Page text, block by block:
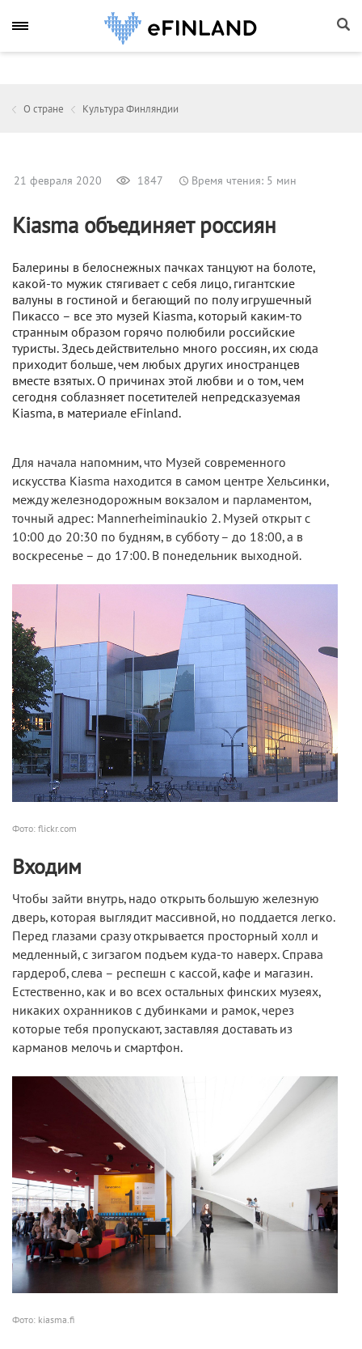
О стране Культура Финляндии
21 февраля 2020 1847 Время чтения: 5 мин
Kiasma объединяет россиян
Балерины в белоснежных пачках танцуют на болоте,
какой-то мужик стягивает с себя лицо, гигантские
валуны в гостиной и бегающий по полу игрушечный
Пикассо – все это музей Kiasma, который каким-то
странным образом горячо полюбили российские
туристы. Здесь действительно много россиян, их сюда
приходит больше, чем любых других иностранцев
вместе взятых. О причинах этой любви и о том, чем
сегодня соблазняет посетителей непредсказуемая
Kiasma, в материале eFinland.
Для начала напомним, что Музей современного
искусства Kiasma находится в самом центре Хельсинки,
между железнодорожным вокзалом и парламентом,
точный адрес: Mannerheiminaukio 2. Музей открыт с
10:00 до 20:30 по будням, в субботу – до 18:00, а в
воскресенье – до 17:00. В понедельник выходной.
Фото: flickr.com
Входим
Чтобы зайти внутрь, надо открыть большую железную
дверь, которая выглядит массивной, но поддается легко.
Перед глазами сразу открывается просторный холл и
медленный, с зигзагом подъем куда-то наверх. Справа
гардероб, слева – респешн с кассой, кафе и магазин.
Естественно, как и во всех остальных финских музеях,
никаких охранников с дубинками и рамок, через
которые тебя пропускают, заставляя доставать из
карманов мелочь и смартфон.
Фото: kiasma.fi